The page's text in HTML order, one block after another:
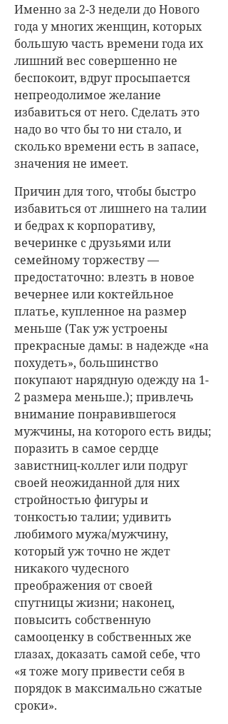
Именно за 2-3 недели до Нового
года у многих женщин, которых
большую часть времени года их
лишний вес совершенно не
беспокоит, вдруг просыпается
непреодолимое желание
избавиться от него. Сделать это
надо во что бы то ни стало, и
сколько времени есть в запасе,
значения не имеет.
Причин для того, чтобы быстро
избавиться от лишнего на талии
и бедрах к корпоративу,
вечеринке с друзьями или
семейному торжеству —
предостаточно: влезть в новое
вечернее или коктейльное
платье, купленное на размер
меньше (Так уж устроены
прекрасные дамы: в надежде «на
похудеть», большинство
покупают нарядную одежду на 1-
2 размера меньше.); привлечь
внимание понравившегося
мужчины, на которого есть виды;
поразить в самое сердце
завистниц-коллег или подруг
своей неожиданной для них
стройностью фигуры и
тонкостью талии; удивить
любимого мужа/мужчину,
который уж точно не ждет
никакого чудесного
преображения от своей
спутницы жизни; наконец,
повысить собственную
самооценку в собственных же
глазах, доказать самой себе, что
«я тоже могу привести себя в
порядок в максимально сжатые
сроки».